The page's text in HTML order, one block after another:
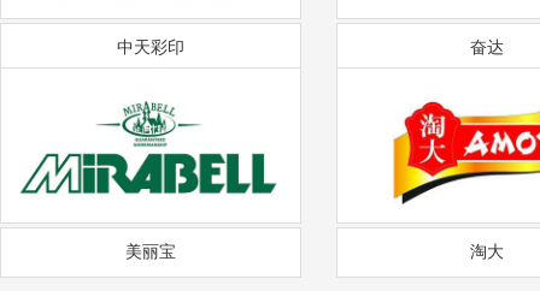
中天彩印 奋达
美丽宝 淘大